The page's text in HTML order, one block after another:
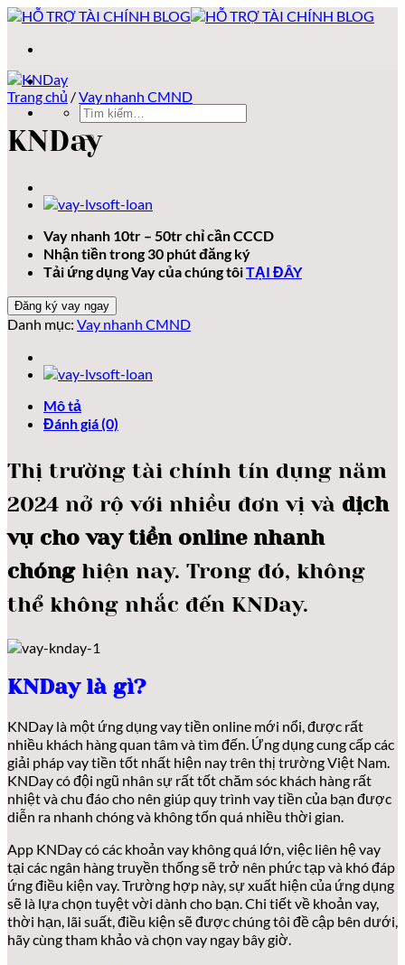
Bỏ
dung
Tìm
kiếm:
Trang chủ /Vay nhanh CMND
KNDay
Vay nhanh 10tr – 50tr chỉ cần CCCD
Nhận tiền trong 30 phút đăng ký
Tải ứng dụng Vay của chúng tôiTẠI ĐÂY
Đăng ký vay ngay
Danh mục: Vay nhanh CMND
Mô tả
Đánh giá (0)
Thị trường tài chính tín dụng năm
2024 nở rộ với nhiều đơn vị và dịch
vụ cho vay tiền online nhanh
chónghiện nay. Trong đó, không
thể không nhắc đến KNDay.
KNDay là gì?
KNDay là một ứng dụng vay tiền online mới nổi, được rất
nhiều khách hàng quan tâm và tìm đến. Ứng dụng cung cấp các
giải pháp vay tiền tốt nhất hiện nay trên thị trường Việt Nam.
KNDay có đội ngũ nhân sự rất tốt chăm sóc khách hàng rất
nhiệt và chu đáo cho nên giúp quy trình vay tiền của bạn được
diễn ra nhanh chóng và không tốn quá nhiều thời gian.
App KNDay có các khoản vay không quá lớn, việc liên hệ vay
tại các ngân hàng truyền thống sẽ trở nên phức tạp và khó đáp
ứng điều kiện vay. Trường hợp này, sự xuất hiện của ứng dụng
sẽ là lựa chọn tuyệt vời dành cho bạn. Chi tiết về khoản vay,
thời hạn, lãi suất, điều kiện sẽ được chúng tôi đề cập bên dưới,
hãy cùng tham khảo và chọn vay ngay bây giờ.